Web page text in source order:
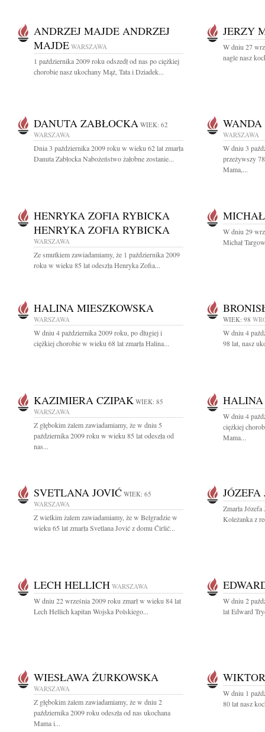
ANDRZEJ MAJDE ANDRZEJ
MAJDE WARSZAWA
1 października 2009 roku odszedł od nas po ciężkiej
chorobie nasz ukochany Mąż, Tata i Dziadek...
JERZY
W dniu 27
nagle nasz
DANUTA ZABŁOCKA WIEK: 62
WARSZAWA
Dnia 3 października 2009 roku w wieku 62 lat zmarła
Danuta Zabłocka Nabożeństwo żałobne zostanie...
WARSZAWA
W dniu 3
przeżywszy
Mama,...
HENRYKA ZOFIA RYBICKA
HENRYKA ZOFIA RYBICKA
WARSZAWA
Ze smutkiem zawiadamiamy, że 1 października 2009
roku w wieku 85 lat odeszła Henryka Zofia...
W dniu 29
Michał
HALINA MIESZKOWSKA
WARSZAWA
W dniu 4 października 2009 roku, po długiej i
ciężkiej chorobie w wieku 68 lat zmarła Halina...
WIEK: 98
W dniu 4
98 lat, nasz
KAZIMIERA CZIPAK WIEK: 85
WARSZAWA
Z głębokim żalem zawiadamiamy, że w dniu 5
października 2009 roku w wieku 85 lat odeszła od
nas...
HALINA
W dniu 4
ciężkiej
Mama...
SVETLANA JOVIĆ WIEK: 65
WARSZAWA
Z wielkim żalem zawiadamiamy, że w Belgradzie w
wieku 65 lat zmarła Svetlana Jović z domu Ćirlić...
Zmarła
Koleżanka z
LECH HELLICH WARSZAWA
W dniu 22 września 2009 roku zmarł w wieku 84 lat
Lech Hellich kapitan Wojska Polskiego...
W dniu 2
lat Edward
WIESŁAWA ŻURKOWSKA
WARSZAWA
Z głębokim żalem zawiadamiamy, że w dniu 2
października 2009 roku odeszła od nas ukochana
Mama i...
W dniu 1
80 lat nasz